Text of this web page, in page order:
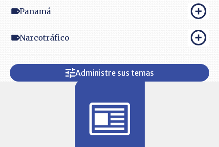
Panamá
Narcotráfico
Administre sus temas